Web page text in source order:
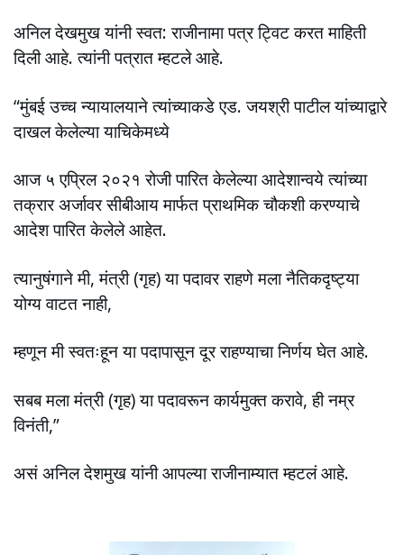
अनिल देखमुख यांनी स्वत: राजीनामा पत्र ट्विट करत माहिती
दिली आहे. त्यांनी पत्रात म्हटले आहे.
“मुंबई उच्च न्यायालयाने त्यांच्याकडे एड. जयश्री पाटील यांच्याद्वारे
दाखल केलेल्या याचिकेमध्ये
आज ५ एप्रिल २०२१ रोजी पारित केलेल्या आदेशान्वये त्यांच्या
तक्रार अर्जावर सीबीआय मार्फत प्राथमिक चौकशी करण्याचे
आदेश पारित केलेले आहेत.
त्यानुषंगाने मी, मंत्री (गृह) या पदावर राहणे मला नैतिकदृष्ट्या
योग्य वाटत नाही,
म्हणून मी स्वतःहून या पदापासून दूर राहण्याचा निर्णय घेत आहे.
सबब मला मंत्री (गृह) या पदावरून कार्यमुक्त करावे, ही नम्र
विनंती,”
असं अनिल देशमुख यांनी आपल्या राजीनाम्यात म्हटलं आहे.